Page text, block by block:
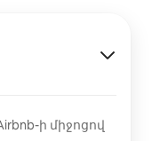
ի միջոցով